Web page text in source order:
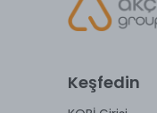
Keşfedin